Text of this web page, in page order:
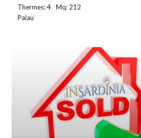
Thermes: 4
Mq: 212
Palau